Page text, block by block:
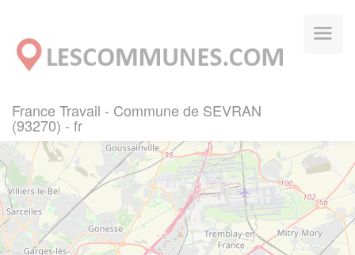
France Travail - Commune de SEVRAN
(93270) - fr